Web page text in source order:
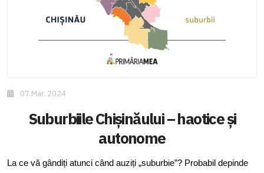
07 Mar. 2024
Suburbiile Chișinăului – haotice și
autonome
La ce vă gândiți atunci când auziți „suburbie”? Probabil depinde